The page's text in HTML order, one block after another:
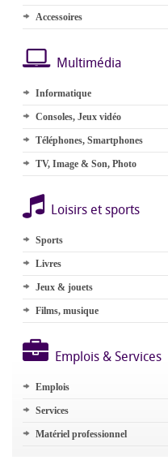
Accessoires
Multimédia
Informatique
Consoles, Jeux vidéo
Téléphones, Smartphones
TV, Image & Son, Photo
Loisirs et sports
Sports
Livres
Jeux & jouets
Films, musique
Emplois & Services
Emplois
Services
Matériel professionnel